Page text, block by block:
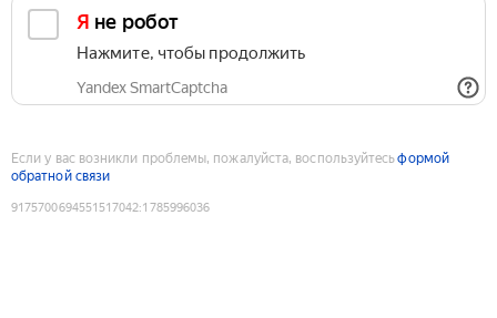
Я не робот
Нажмите, чтобы продолжить
Yandex SmartCaptcha
Если у вас возникли проблемы, пожалуйста, воспользуйтесьформой
обратной связи
9175700694551517042:1785996036